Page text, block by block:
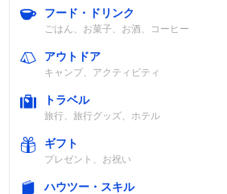
フード・ドリンク
ごはん、お菓子、お酒、コーヒー
アウトドア
キャンプ、アクティビティ
トラベル
旅行、旅行グッズ、ホテル
ギフト
プレゼント、お祝い
ハウツー・スキル